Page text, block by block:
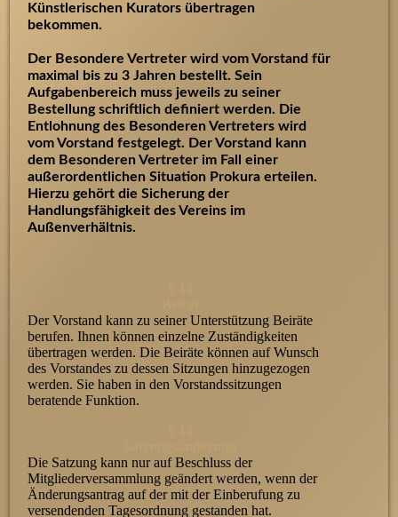
Künstlerischen Kurators übertragen
bekommen.
Der Besondere Vertreter wird vom Vorstand für
maximal bis zu 3 Jahren bestellt. Sein
Aufgabenbereich muss jeweils zu seiner
Bestellung schriftlich definiert werden. Die
Entlohnung des Besonderen Vertreters wird
vom Vorstand festgelegt. Der Vorstand kann
dem Besonderen Vertreter im Fall einer
außerordentlichen Situation Prokura erteilen.
Hierzu gehört die Sicherung der
Handlungsfähigkeit des Vereins im
Außenverhältnis.
Der Vorstand kann zu seiner Unterstützung Beiräte
berufen. Ihnen können einzelne Zuständigkeiten
übertragen werden. Die Beiräte können auf Wunsch
des Vorstandes zu dessen Sitzungen hinzugezogen
werden. Sie haben in den Vorstandssitzungen
beratende Funktion.
Die Satzung kann nur auf Beschluss der
Mitgliederversammlung geändert werden, wenn der
Änderungsantrag auf der mit der Einberufung zu
versendenden Tagesordnung gestanden hat.